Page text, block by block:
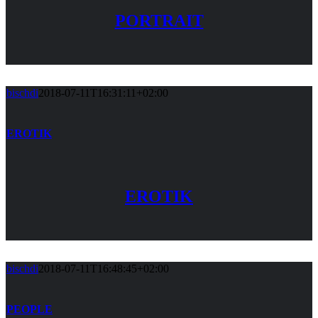
PORTRAIT
bischdi2018-07-11T16:31:11+02:00
EROTIK
EROTIK
bischdi2018-07-11T16:48:45+02:00
PEOPLE